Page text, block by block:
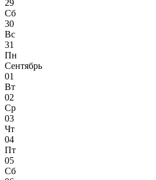
29
Сб
30
Вс
31
Пн
Сентябрь
01
Вт
02
Ср
03
Чт
04
Пт
05
Сб